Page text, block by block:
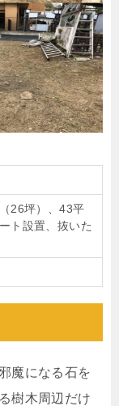
26坪）、43平
ト設置、抜いた
魔になる石を
樹木周辺だけ